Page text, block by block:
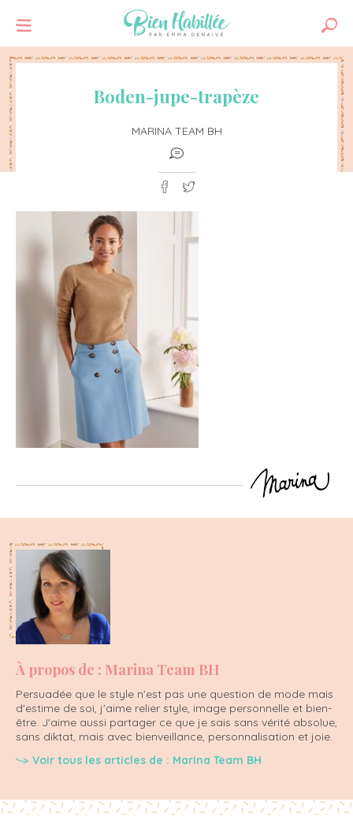
Boden-jupe-trapèze
MARINA TEAM BH
À propos de : Marina Team BH
Persuadée que le style n'est pas une question de mode mais
d'estime de soi, j'aime relier style, image personnelle et bien-
être. J'aime aussi partager ce que je sais sans vérité absolue,
sans diktat, mais avec bienveillance, personnalisation et joie.
Voir tous les articles de : Marina Team BH